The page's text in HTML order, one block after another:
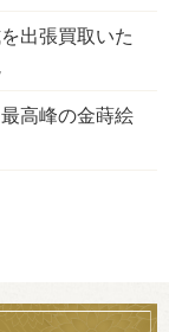
出張買取いた
高峰の金蒔絵